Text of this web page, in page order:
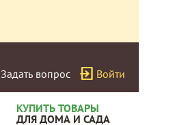
Задать вопрос Войти
КУПИТЬ ТОВАРЫ
ДЛЯ ДОМА И САДА